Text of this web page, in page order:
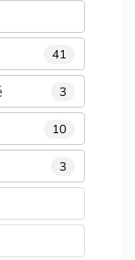
41
3
10
3